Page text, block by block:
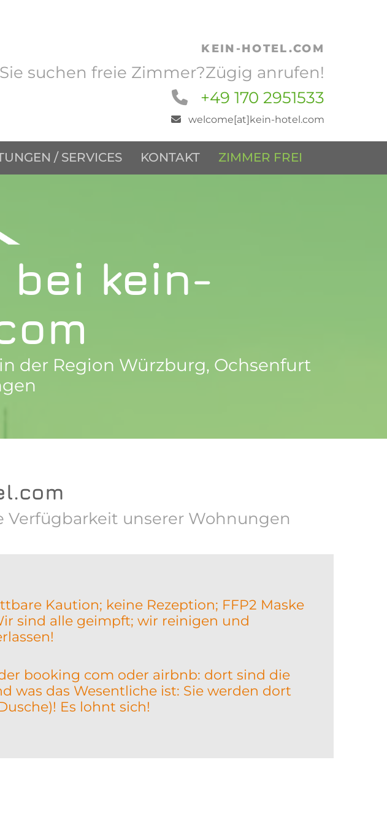
KEIN-HOTEL.COM
Sie suchen freie Zimmer?Zügig anrufen!
 +49 170 2951533
welcome[at]kein-hotel.com
/ SERVICES KONTAKT ZIMMER FREI
kein-
der Region Würzburg, Ochsenfurt
unserer Wohnungen
Kaution; keine Rezeption; FFP2 Maske
sind alle geimpft; wir reinigen und
booking com oder airbnb: dort sind die
was das Wesentliche ist: Sie werden dort
Es lohnt sich!